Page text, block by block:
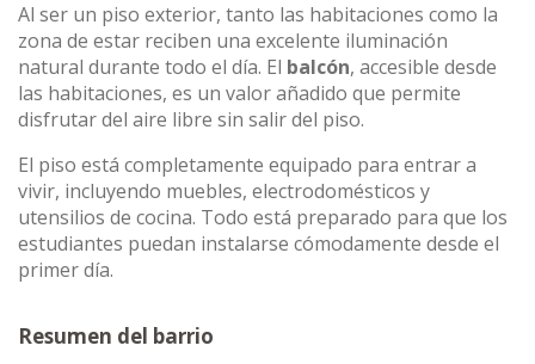
Al ser un piso exterior, tanto las habitaciones como la
zona de estar reciben una excelente iluminación
natural durante todo el día. El balcón, accesible desde
las habitaciones, es un valor añadido que permite
disfrutar del aire libre sin salir del piso.
El piso está completamente equipado para entrar a
vivir, incluyendo muebles, electrodomésticos y
utensilios de cocina. Todo está preparado para que los
estudiantes puedan instalarse cómodamente desde el
primer día.
Resumen del barrio